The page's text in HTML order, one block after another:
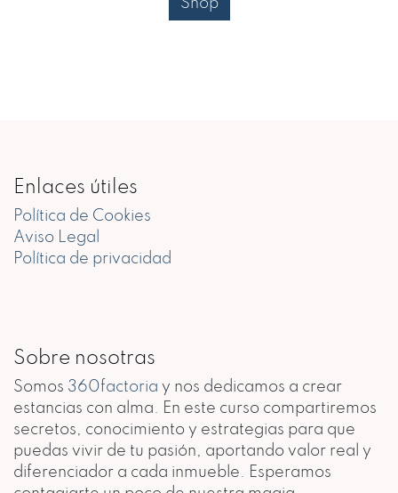
Shop
Enlaces útiles
Política de Cookies
Aviso Legal
Política de privacidad
Sobre nosotras
Somos 360factoria y nos dedicamos a crear
estancias con alma. En este curso compartiremos
secretos, conocimiento y estrategias para que
puedas vivir de tu pasión, aportando valor real y
diferenciador a cada inmueble. Esperamos